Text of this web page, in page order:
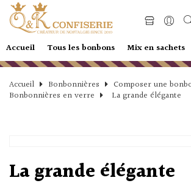
Accueil Tous les bonbons Mix en sachets
Accueil Bonbonnières
Composer une
Bonbonnières en verre
La grande élégante
La grande élégante